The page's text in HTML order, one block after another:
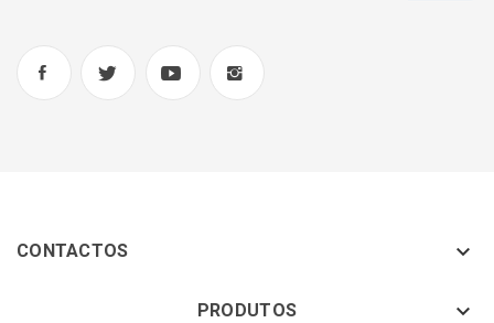
CONTACTOS 
PRODUTOS keyboard_arrow_down